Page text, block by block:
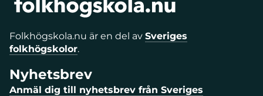
Folkhögskola.nu är en del av Sveriges
folkhögskolor.
Nyhetsbrev
Anmäl dig till nyhetsbrev från Sveriges